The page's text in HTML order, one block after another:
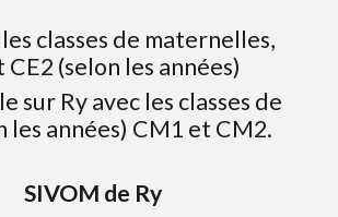
classes de maternelles,
CE2 (selon les années)
sur Ry avec les classes de
les années) CM1 et CM2.
SIVOM de Ry